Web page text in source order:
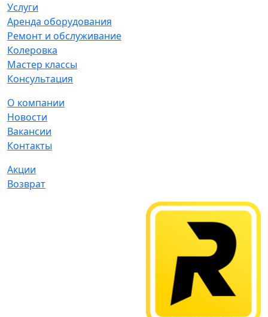
Услуги
Аренда оборудования
Ремонт и обслуживание
Колеровка
Мастер классы
Консультация
О компании
Новости
Вакансии
Контакты
Акции
Возврат